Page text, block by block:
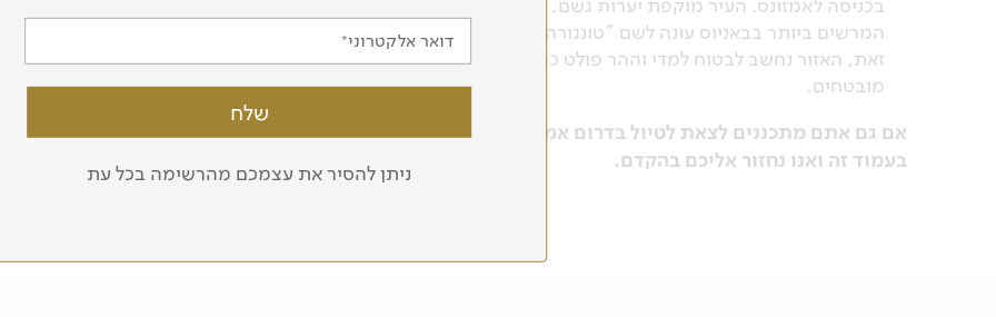
זאת, האזור נחשב לבטוח למדי וההר פולט כמות לבה מדודה בכל פעם, כך שהלחץ בו לא גדול והמראות היפהפיים
מובטחים.
אם גם אתם מתכננים לצאת לטיול בדרום אמריקה, צרו איתנו קשר בטלפון 03-5639000, או מלאו את הטופס
בעמוד זה ואנו נחזור אליכם בהקדם.
דואר אלקטרוני
ניתן להסיר את עצמכם מהרשימה בכל עת